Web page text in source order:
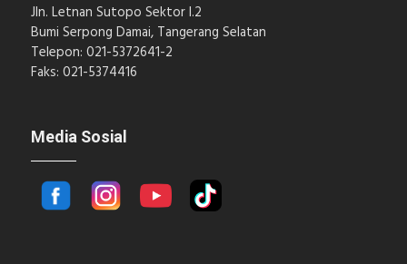
Jln. Letnan Sutopo Sektor I.2
Bumi Serpong Damai, Tangerang Selatan
Telepon: 021-5372641-2
Faks: 021-5374416
Media Sosial